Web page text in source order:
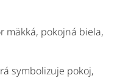
mäkká, pokojná biela,
symbolizuje pokoj,